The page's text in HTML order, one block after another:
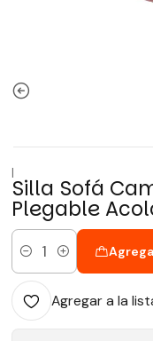
|
Silla Sofá
Plegable
Cantidad
Agregar a la